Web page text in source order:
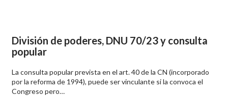
División de poderes, DNU 70/23 y consulta
popular
La consulta popular prevista en el art. 40 de la CN (incorporado
por la reforma de 1994), puede ser vinculante si la convoca el
Congreso pero…